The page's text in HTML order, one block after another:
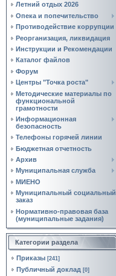
Летний отдых 2026
Опека и попечительство
Противодействие коррупции
Реорганизация, ликвидация
Инструкции и Рекомендации
Каталог файлов
Форум
Центры "Точка роста"
Методические материалы по
функциональной
грамотности
Информационная
безопасность
Телефоны горячей линии
Бюджетная отчетность
Архив
Муниципальная служба
МИЕНО
Муниципальный социальный
заказ
Нормативно‑правовая база
(муниципальные задания)
Категории раздела
Приказы [241]
Публичный доклад [0]